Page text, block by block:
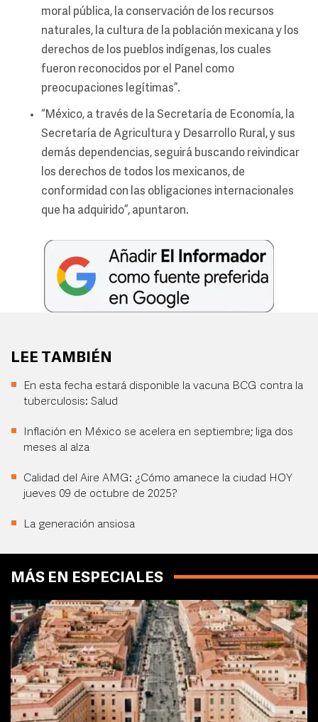
moral pública, la conservación de los recursos
naturales, la cultura de la población mexicana y los
derechos de los pueblos indígenas, los cuales
fueron reconocidos por el Panel como
preocupaciones legítimas”.
“México, a través de la Secretaría de Economía, la
Secretaría de Agricultura y Desarrollo Rural, y sus
demás dependencias, seguirá buscando reivindicar
los derechos de todos los mexicanos, de
conformidad con las obligaciones internacionales
que ha adquirido”, apuntaron.
LEE TAMBIÉN
En esta fecha estará disponible la vacuna BCG contra la
tuberculosis: Salud
Inflación en México se acelera en septiembre; liga dos
meses al alza
Calidad del Aire AMG: ¿Cómo amanece la ciudad HOY
jueves 09 de octubre de 2025?
La generación ansiosa
MÁS EN ESPECIALES